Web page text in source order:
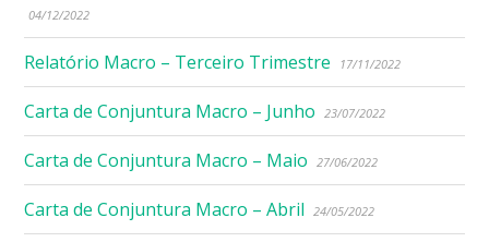
04/12/2022
Relatório Macro – Terceiro Trimestre 17/11/2022
Carta de Conjuntura Macro – Junho 23/07/2022
Carta de Conjuntura Macro – Maio 27/06/2022
Carta de Conjuntura Macro – Abril 24/05/2022